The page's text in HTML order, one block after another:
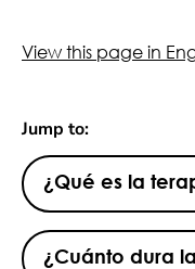
View this page in
Jump to:
¿Qué es la
¿Cuánto dura